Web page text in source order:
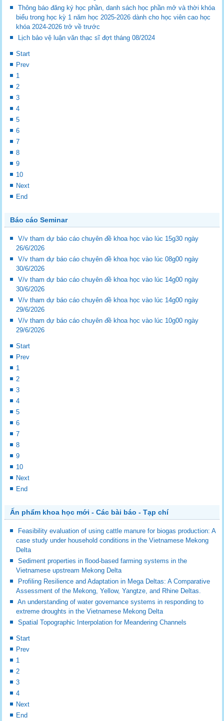
Thông báo đăng ký học phần, danh sách học phần mở và thời khóa
biểu trong học kỳ 1 năm học 2025-2026 dành cho học viên cao học
khóa 2024-2026 trở về trước
Lịch bảo vệ luận văn thạc sĩ đợt tháng 08/2024
Start
Prev
1
2
3
4
5
6
7
8
9
10
Next
End
Báo cáo Seminar
V/v tham dự báo cáo chuyên đề khoa học vào lúc 15g30 ngày
26/6/2026
V/v tham dự báo cáo chuyên đề khoa học vào lúc 08g00 ngày
30/6/2026
V/v tham dự báo cáo chuyên đề khoa học vào lúc 14g00 ngày
30/6/2026
V/v tham dự báo cáo chuyên đề khoa học vào lúc 14g00 ngày
29/6/2026
V/v tham dự báo cáo chuyên đề khoa học vào lúc 10g00 ngày
29/6/2026
Start
Prev
1
2
3
4
5
6
7
8
9
10
Next
End
Ấn phẩm khoa học mới - Các bài báo - Tạp chí
Feasibility evaluation of using cattle manure for biogas production: A
case study under household conditions in the Vietnamese Mekong
Delta
Sediment properties in flood-based farming systems in the
Vietnamese upstream Mekong Delta
Profiling Resilience and Adaptation in Mega Deltas: A Comparative
Assessment of the Mekong, Yellow, Yangtze, and Rhine Deltas.
An understanding of water governance systems in responding to
extreme droughts in the Vietnamese Mekong Delta
Spatial Topographic Interpolation for Meandering Channels
Start
Prev
1
2
3
4
Next
End